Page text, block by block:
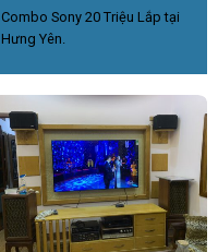
Combo Sony 20 Triệu Lắp tại
Hưng Yên.